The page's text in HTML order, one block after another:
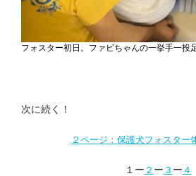
フォスター初日。ファビちゃんの一挙手一投
次に続く！
２ページ：保護犬フォスター
１ー ２ ー ３ ー ４